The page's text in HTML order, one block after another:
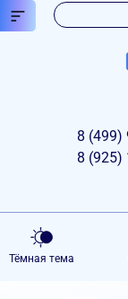
8 (499)
8 (925)
Тёмная тема